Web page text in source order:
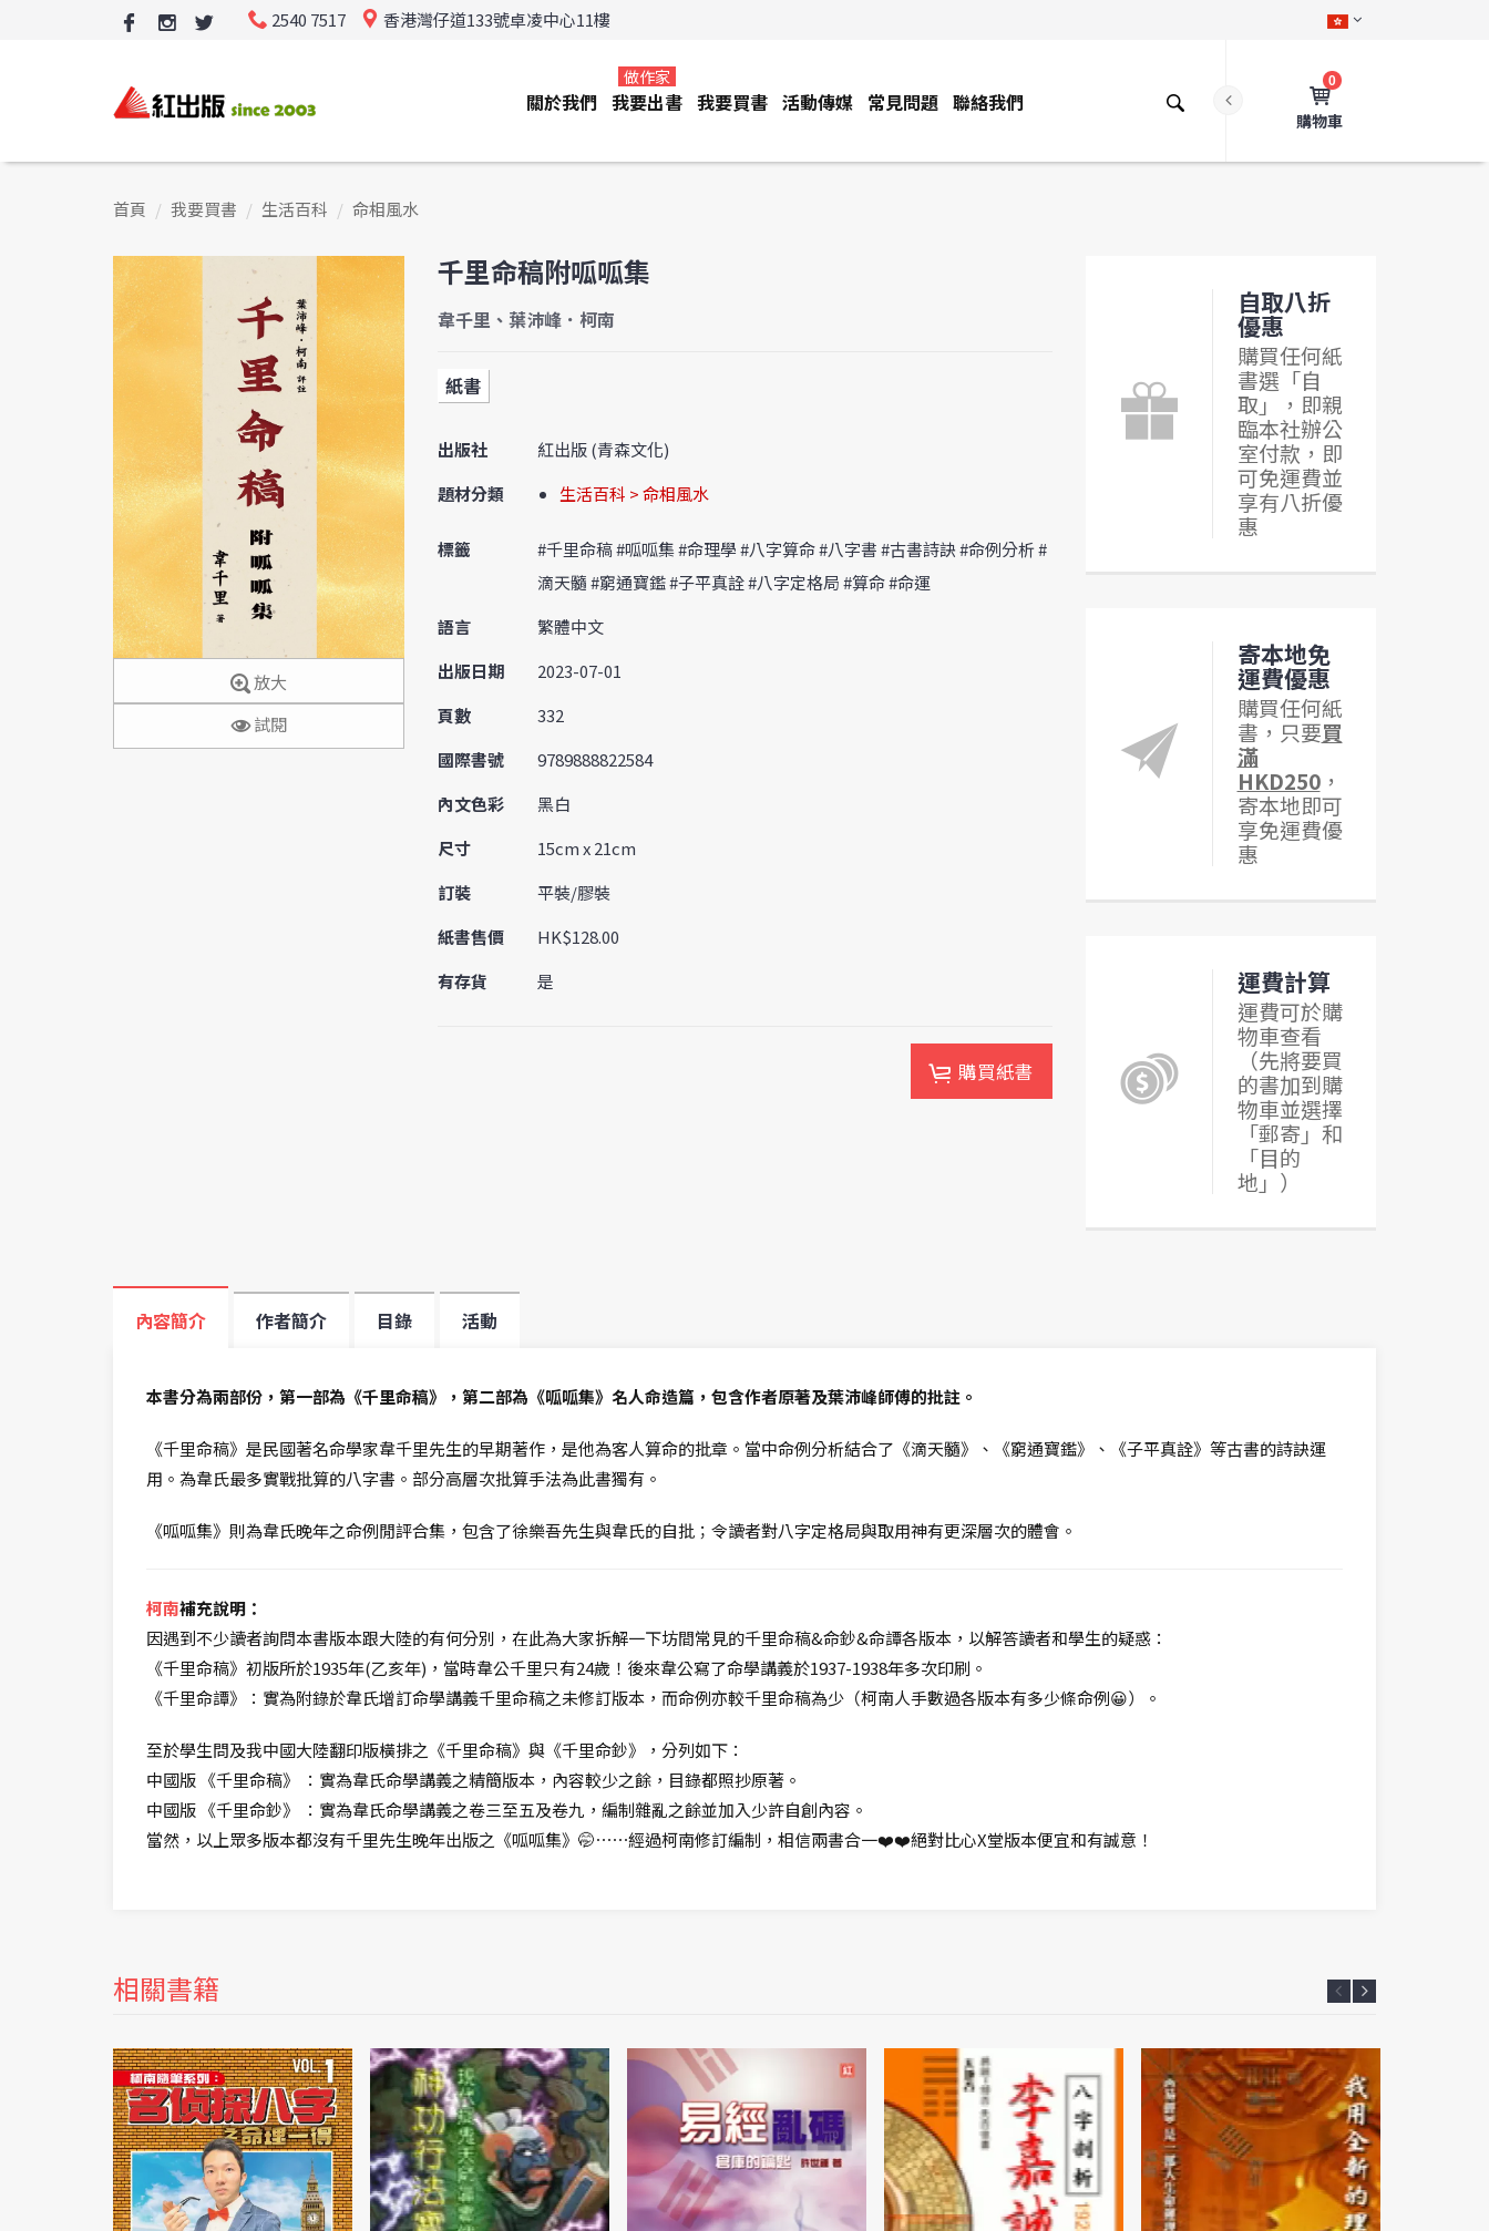
2540 7517 香港灣仔道133號卓凌中心11樓
0
購物車
關於我們 我要出書
做作家
我要買書 活動傳媒 常見問題 聯絡我們
首頁 我要買書 生活百科 命相風水
放大
試閱
千里命稿附呱呱集
韋千里、葉沛峰．柯南
紙書
出版社
紅出版 (青森文化)
題材分類
生活百科 > 命相風水
標籤
#千里命稿 #呱呱集 #命理學 #八字算命 #八字書 #古書詩訣 #命例分析 #
滴天髓 #窮通寶鑑 #子平真詮 #八字定格局 #算命 #命運
語言
繁體中文
出版日期
2023-07-01
頁數
332
國際書號
9789888822584
內文色彩
黑白
尺寸
15cm x 21cm
訂裝
平裝/膠裝
紙書售價
HK$128.00
有存貨
是
購買紙書
自取八折
優惠
購買任何紙
書選「自
取」，即親
臨本社辦公
室付款，即
可免運費並
享有八折優
惠
寄本地免
運費優惠
購買任何紙
書，只要買
滿
HKD250，
寄本地即可
享免運費優
惠
運費計算
運費可於購
物車查看
（先將要買
的書加到購
物車並選擇
「郵寄」和
「目的
地」）
內容簡介 作者簡介 目錄 活動
本書分為兩部份，第一部為《千里命稿》，第二部為《呱呱集》名人命造篇，包含作者原著及葉沛峰師傅的批註。
《千里命稿》是民國著名命學家韋千里先生的早期著作，是他為客人算命的批章。當中命例分析結合了《滴天髓》、《窮通寶鑑》、《子平真詮》等古書的詩訣運
用。為韋氏最多實戰批算的八字書。部分高層次批算手法為此書獨有。
《呱呱集》則為韋氏晚年之命例閒評合集，包含了徐樂吾先生與韋氏的自批；令讀者對八字定格局與取用神有更深層次的體會。
柯南補充說明：
因遇到不少讀者詢問本書版本跟大陸的有何分別，在此為大家拆解一下坊間常見的千里命稿&命鈔&命譚各版本，以解答讀者和學生的疑惑：
《千里命稿》初版所於1935年(乙亥年)，當時韋公千里只有24歲！後來韋公寫了命學講義於1937-1938年多次印刷。
《千里命譚》：實為附錄於韋氏增訂命學講義千里命稿之未修訂版本，而命例亦較千里命稿為少（柯南人手數過各版本有多少條命例😀）。
至於學生問及我中國大陸翻印版橫排之《千里命稿》與《千里命鈔》，分列如下：
中國版 《千里命稿》 ：實為韋氏命學講義之精簡版本，內容較少之餘，目錄都照抄原著。
中國版 《千里命鈔》 ：實為韋氏命學講義之卷三至五及卷九，編制雜亂之餘並加入少許自創內容。
當然，以上眾多版本都沒有千里先生晚年出版之《呱呱集》🤭⋯⋯經過柯南修訂編制，相信兩書合一❤️❤️絕對比心X堂版本便宜和有誠意！
相關書籍